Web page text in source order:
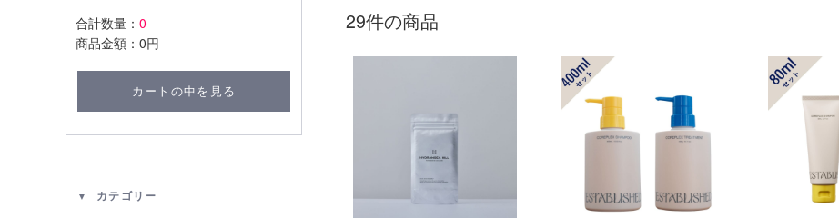
合計数量： 0
商品金額： 0円
カートの中を見る
カテゴリー
29件の商品